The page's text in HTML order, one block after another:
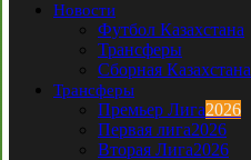
Новости
Футбол Казахстана
Трансферы
Сборная Казахстана
Трансферы
Премьер Лига2026
Первая лига2026
Вторая Лига2026